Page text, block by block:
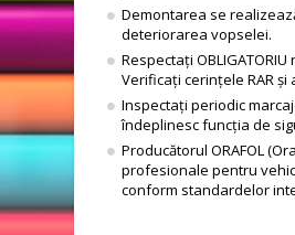
Demontarea se
deteriorarea vopselei.
Respectați
Verificați cerințele RAR
Inspectați periodic
îndeplinesc funcția de
Producătorul ORAFOL
profesionale pentru
conform standardelor